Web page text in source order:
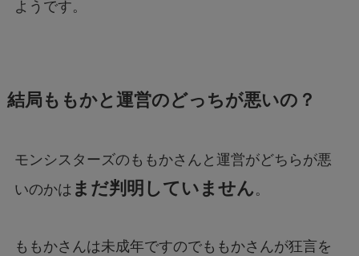
ようです。
結局ももかと運営のどっちが悪いの？
モンシスターズのももかさんと運営がどちらが悪
いのかは まだ判明していません。
ももかさんは未成年ですのでももかさんが狂言を